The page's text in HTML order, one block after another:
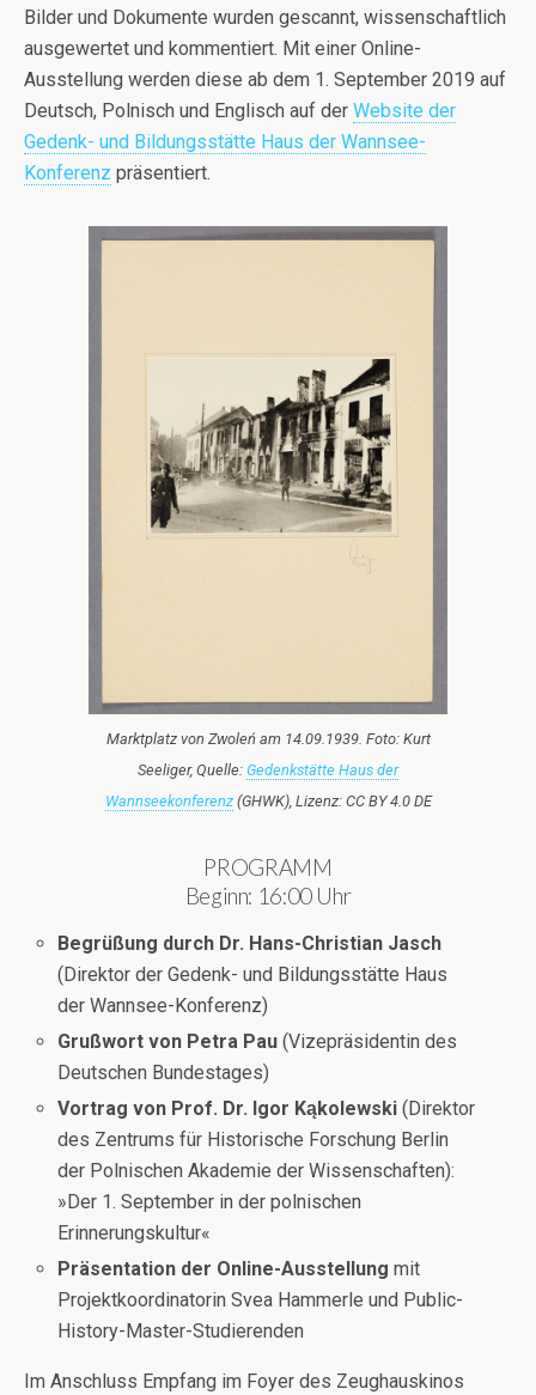
Bilder und Dokumente wurden gescannt, wissenschaftlich
ausgewertet und kommentiert. Mit einer Online-
Ausstellung werden diese ab dem 1. September 2019 auf
Deutsch, Polnisch und Englisch auf der Website der
Gedenk- und Bildungsstätte Haus der Wannsee-
Konferenz präsentiert.
Marktplatz von Zwoleń am 14.09.1939. Foto: Kurt
Seeliger, Quelle: Gedenkstätte Haus der
Wannseekonferenz(GHWK), Lizenz: CC BY 4.0 DE
PROGRAMM
Beginn: 16:00 Uhr
Begrüßung durch Dr. Hans-Christian Jasch
(Direktor der Gedenk- und Bildungsstätte Haus
der Wannsee-Konferenz)
Grußwort von Petra Pau (Vizepräsidentin des
Deutschen Bundestages)
Vortrag von Prof. Dr. Igor Kąkolewski (Direktor
des Zentrums für Historische Forschung Berlin
der Polnischen Akademie der Wissenschaften):
»Der 1. September in der polnischen
Erinnerungskultur«
Präsentation der Online-Ausstellung mit
Projektkoordinatorin Svea Hammerle und Public-
History-Master-Studierenden
Im Anschluss Empfang im Foyer des Zeughauskinos